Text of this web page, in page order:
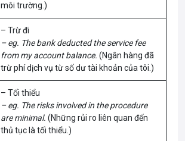
môi trường.)
– Trừ đi
– eg. The bank deducted the service fee
from my account balance. (Ngân hàng đã
trừ phí dịch vụ từ số dư tài khoản của tôi.)
– Tối thiểu
– eg. The risks involved in the procedure
are minimal. (Những rủi ro liên quan đến
thủ tục là tối thiểu.)